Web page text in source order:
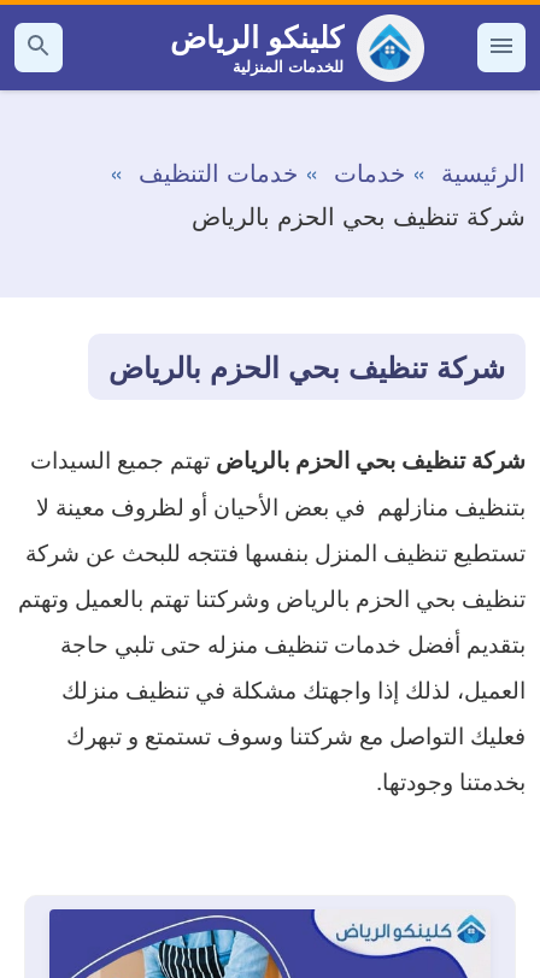
التجاوز
إلى القائمة
كلينكو الرياض
للخدمات المنزلية
بحث
عن
الرئيسية خدمات
خدمات التنظيف
شركة تنظيف بحي الحزم بالرياض
شركة تنظيف بحي الحزم بالرياض
شركة تنظيف بحي الحزم بالرياض تهتم جميع السيدات
بتنظيف منازلهم في بعض الأحيان أو لظروف معينة لا
تستطيع تنظيف المنزل بنفسها فتتجه للبحث عن شركة
تنظيف بحي الحزم بالرياض وشركتنا تهتم بالعميل وتهتم
بتقديم أفضل خدمات تنظيف منزله حتى تلبي حاجة
العميل، لذلك إذا واجهتك مشكلة في تنظيف منزلك
فعليك التواصل مع شركتنا وسوف تستمتع و تبهرك
بخدمتنا وجودتها.